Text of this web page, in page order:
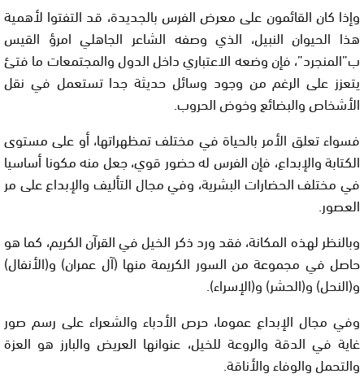
وإذا كان القائمون على معرض الفرس بالجديدة، قد التفتوا لأهمية
هذا الحيوان النبيل، الذي وصفه الشاعر الجاهلي امرؤ القيس
ب”المنجرد”، فإن وضعه الاعتباري داخل الدول والمجتمعات ما فتئ
يتعزز على الرغم من وجود وسائل حديثة جدا تستعمل في نقل
الأشخاص والبضائع وخوض الحروب.
فسواء تعلق الأمر بالحياة في مختلف تمظهراتها، أو على مستوى
الكتابة والإبداع، فإن الفرس له حضور قوي، جعل منه مكونا أساسيا
في مختلف الحضارات البشرية، وفي مجال التأليف والإبداع على مر
العصور.
وبالنظر لهذه المكانة، فقد ورد ذكر الخيل في القرآن الكريم، كما هو
حاصل في مجموعة من السور الكريمة منها (آل عمران) و(الأنفال)
و(النحل) و(الحشر) و(الإسراء).
وفي مجال الإبداع عموما، حرص الأدباء والشعراء على رسم صور
غاية في الدقة والروعة للخيل، عنوانها العريض والبارز هو العزة
والتحمل والوفاء والأناقة.